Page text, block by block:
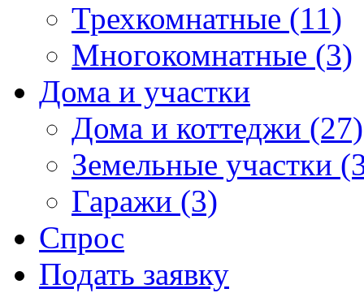
Трехкомнатные (11)
Многокомнатные (3)
Дома и участки
Дома и коттеджи (27)
Земельные участки
Гаражи (3)
Спрос
Подать заявку